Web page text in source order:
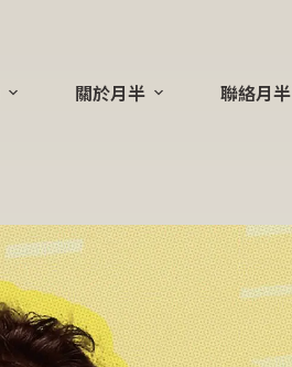
關於月半 聯絡月半